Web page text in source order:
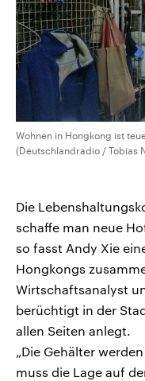
Wohnen in Hongkong ist
(Deutschlandradio / Tobias
Die
schaffe man neue
so fasst Andy Xie
Hongkongs
Wirtschaftsanalyst
berüchtigt in der
allen Seiten anlegt.
„Die Gehälter
muss die Lage auf